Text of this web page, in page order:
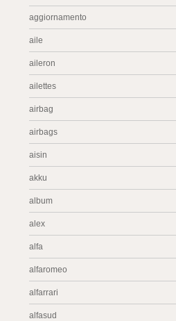
aggiornamento
aile
aileron
ailettes
airbag
airbags
aisin
akku
album
alex
alfa
alfaromeo
alfarrari
alfasud